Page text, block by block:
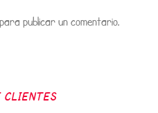
para publicar un comentario.
CLIENTES